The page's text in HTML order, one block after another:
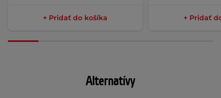
+ Pridať do košíka + Pridať
Alternatívy